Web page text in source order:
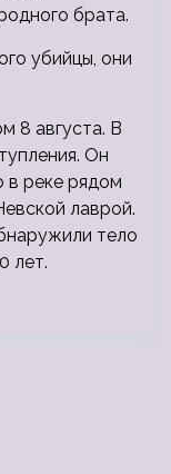
брата.
убийцы, они
8 августа. В
Он
в реке рядом
лаврой.
тело
лет.